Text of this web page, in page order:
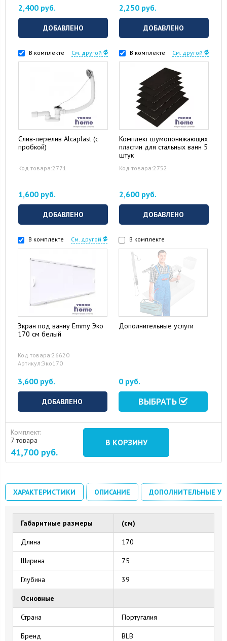
16 August 2024 10 September 2024
2,400 руб.
ДОБАВЛЕНО
2,250 руб.
ДОБАВЛЕНО
В комплекте См. другой
Слив-перелив Alcaplast (с
пробкой)
Код товара:2771
1,600 руб.
ДОБАВЛЕНО
В комплекте См. другой
Комплект шумопонижающих
пластин для стальных ванн 5
штук
Код товара:2752
2,600 руб.
ДОБАВЛЕНО
В комплекте См. другой
Экран под ванну Emmy Эко
170 см белый
Код товара:26620
Артикул:Эко170
3,600 руб.
ДОБАВЛЕНО
В комплекте
Дополнительные услуги
0 руб.
ВЫБРАТЬ
Комплект:
7 товара
41,700 руб.
В КОРЗИНУ
ХАРАКТЕРИСТИКИ ОПИСАНИЕ ДОПОЛНИТЕЛЬНЫЕ
Габаритные размеры (см)
Длина 170
Ширина 75
Глубина 39
Основные
Страна Португалия
Бренд BLB